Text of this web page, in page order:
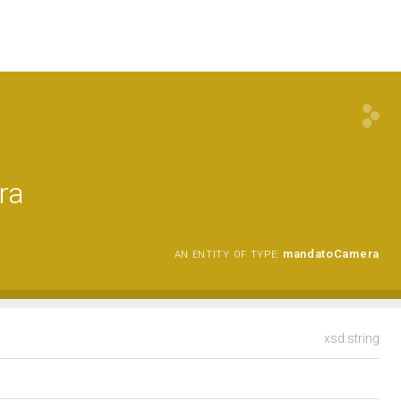
AN ENTITY OF TYPE: mandatoCamera
xsd:string